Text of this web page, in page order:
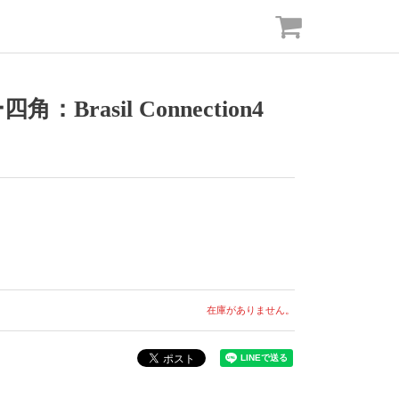
角：Brasil Connection4
在庫がありません。